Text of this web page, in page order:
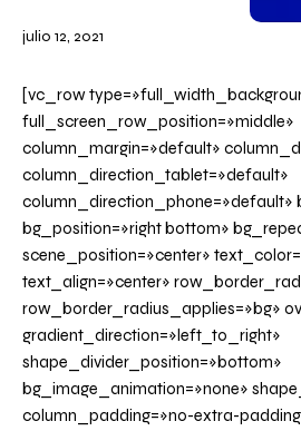
julio 12, 2021
[vc_row
full_screen_row_position=»middle»
column_margin=»default»
column_direction_tablet=»default»
column_direction_phone=»default»
bg_position=»right bottom»
scene_position=»center»
text_align=»center»
row_border_radius_applies=»bg»
gradient_direction=»left_to_right»
shape_divider_position=»bottom»
bg_image_animation=»none»
column_padding=»no-extra-